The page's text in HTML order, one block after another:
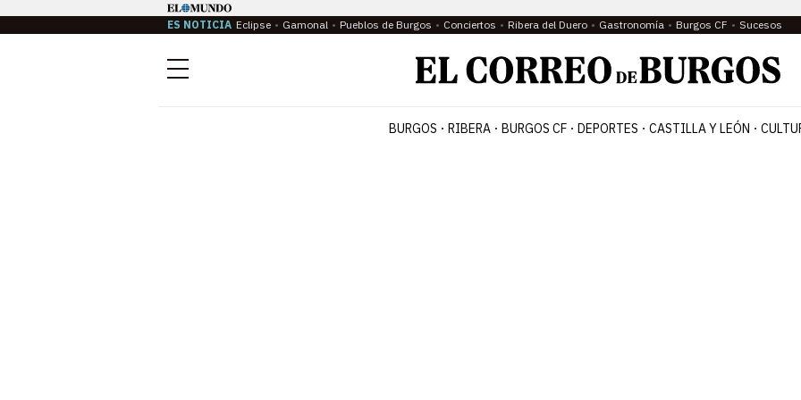
ES NOTICIA Eclipse Gamonal Pueblos de Burgos Conciertos Ribera del Duero Gastronomía Burgos CF Sucesos
Menú
BURGOS RIBERA BURGOS CF DEPORTES CASTILLA Y LEÓN